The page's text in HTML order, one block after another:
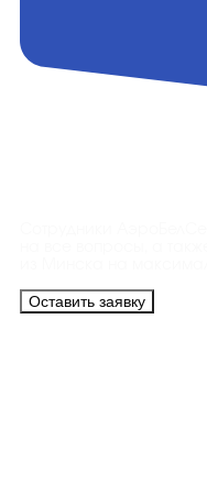
Оставить заявку